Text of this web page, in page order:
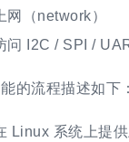
网（network）
问 I2C / SPI /
的流程描述如下：
Linux 系统上提